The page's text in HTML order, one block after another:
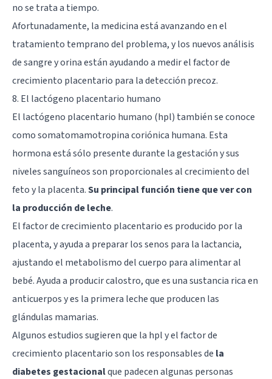
no se trata a tiempo.
Afortunadamente, la medicina está avanzando en el
tratamiento temprano del problema, y ​​los nuevos análisis
de sangre y orina están ayudando a medir el factor de
crecimiento placentario para la detección precoz.
8. El lactógeno placentario humano
El lactógeno placentario humano (hpl) también se conoce
como somatomamotropina coriónica humana. Esta
hormona está sólo presente durante la gestación y sus
niveles sanguíneos son proporcionales al crecimiento del
feto y la placenta.Su principal función tiene que ver con
la producción de leche.
El factor de crecimiento placentario es producido por la
placenta, y ayuda a preparar los senos para la lactancia,
ajustando el metabolismo del cuerpo para alimentar al
bebé. Ayuda a producir calostro, que es una sustancia rica en
anticuerpos y es la primera leche que producen las
glándulas mamarias.
Algunos estudios sugieren que la hpl y el factor de
crecimiento placentario son los responsables de la
diabetes gestacionalque padecen algunas personas